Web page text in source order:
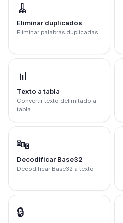
🧹
Eliminar duplicados
Eliminar palabras duplicadas
📊
Texto a tabla
Convertir texto delimitado a
tabla
🔤
Decodificar Base32
Decodificar Base32 a texto
🔒